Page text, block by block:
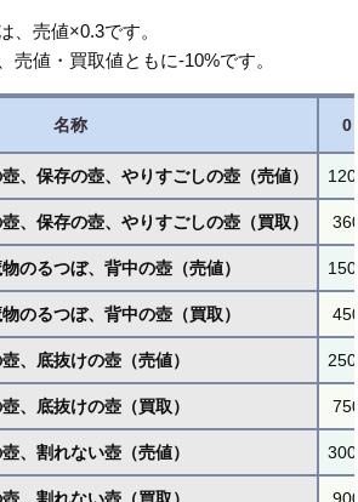
、売値×0.3です。
売値・買取値ともに-10%です。
名称 0
、保存の壺、やりすごしの壺（売値）
、保存の壺、やりすごしの壺（買取）
のるつぼ、背中の壺（売値）
のるつぼ、背中の壺（買取）
、底抜けの壺（売値）
、底抜けの壺（買取）
、割れない壺（売値）